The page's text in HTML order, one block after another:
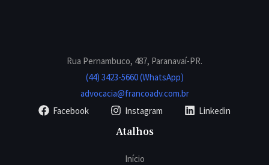
Rua Pernambuco, 487, Paranavaí-PR.
(44) 3423-5660 (WhatsApp)
advocacia@francoadv.com.br
Facebook
Instagram Linkedin
Atalhos
Início